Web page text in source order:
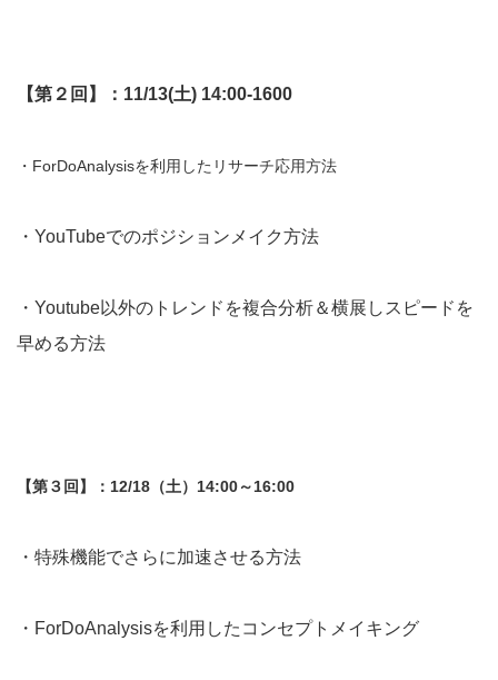
【第２回】：11/13(土) 14:00-1600
・ForDoAnalysisを利用したリサーチ応用方法
・YouTubeでのポジションメイク方法
・Youtube以外のトレンドを複合分析＆横展しスピードを
早める方法
【第３回】：12/18（土）14:00～16:00
・特殊機能でさらに加速させる方法
・ForDoAnalysisを利用したコンセプトメイキング